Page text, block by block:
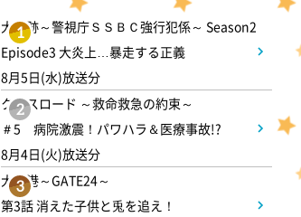
1
大追跡～警視庁ＳＳＢＣ強行犯係～ Season2
Episode3 大炎上…暴走する正義
8月5日(水)放送分
2
クロスロード ～救命救急の約束～
＃5 病院激震！パワハラ＆医療事故!?
8月4日(火)放送分
3
大空港～GATE24～
第3話 消えた子供と兎を追え！
深夜 1:15
あざとくて何が悪いの? 令和
最新!男女の出会いの場「相席
ラウンジ」に潜入調査!
深夜 1:50